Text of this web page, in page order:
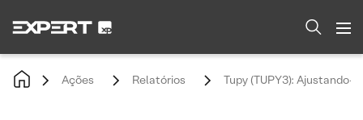
Ações Relatórios Tupy (TUPY3): Ajustando-